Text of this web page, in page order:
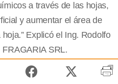
a través de las hojas,
y aumentar el área de
Explicó el Ing. Rodolfo
SRL.